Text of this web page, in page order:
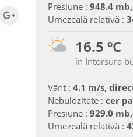
Presiune : 948.4
Umezeală relativă :
16.5 ºC
în Intorsura
Vânt : 4.1 m/s,
Nebulozitate : cer
Presiune : 929.0
Umezeală relativă :